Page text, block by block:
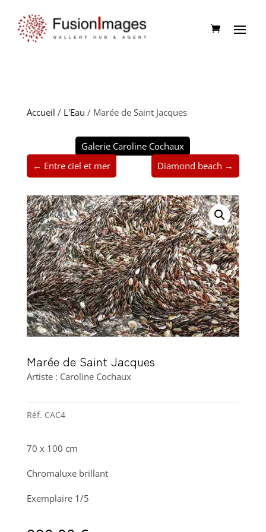
Accueil / L'Eau / Marée de Saint Jacques
Galerie Caroline Cochaux
← Entre ciel et mer
Diamond beach →
Marée de Saint Jacques
Artiste : Caroline Cochaux
Réf. CAC4
70 x 100 cm
Chromaluxe brillant
Exemplaire 1/5